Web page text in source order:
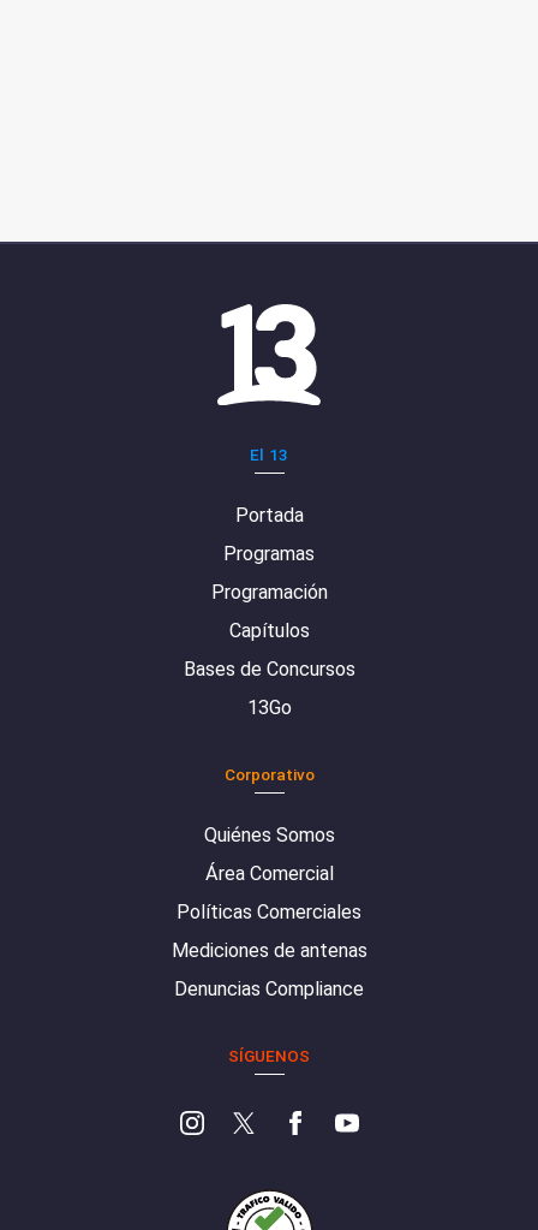
El 13
Portada
Programas
Programación
Capítulos
Bases de Concursos
13Go
Corporativo
Quiénes Somos
Área Comercial
Políticas Comerciales
Mediciones de antenas
Denuncias Compliance
SÍGUENOS